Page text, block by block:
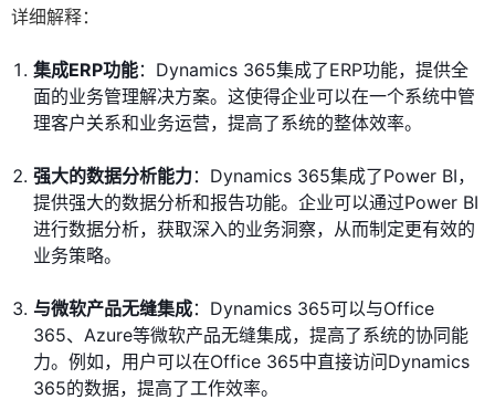
详细解释：
集成ERP功能：Dynamics 365集成了ERP功能，提供全
面的业务管理解决方案。这使得企业可以在一个系统中管
理客户关系和业务运营，提高了系统的整体效率。
强大的数据分析能力：Dynamics 365集成了Power BI，
提供强大的数据分析和报告功能。企业可以通过Power BI
进行数据分析，获取深入的业务洞察，从而制定更有效的
业务策略。
与微软产品无缝集成：Dynamics 365可以与Office
365、Azure等微软产品无缝集成，提高了系统的协同能
力。例如，用户可以在Office 365中直接访问Dynamics
365的数据，提高了工作效率。